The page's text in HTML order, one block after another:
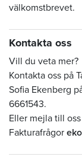
välkomstbrevet.
Kontakta oss
Vill du veta mer?
Kontakta oss på
Sofia Ekenberg
6661543.
Eller mejla till
Fakturafrågor